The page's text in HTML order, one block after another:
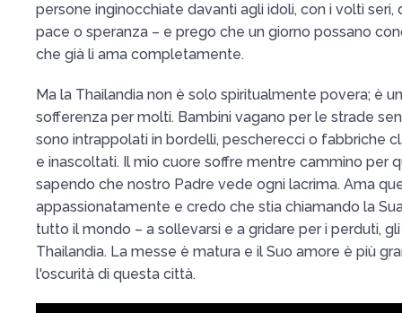
persone inginocchiate davanti agli idoli, con i volti seri,
pace o speranza – e prego che un giorno possano
che già li ama completamente.
Ma la Thailandia non è solo spiritualmente povera; è
sofferenza per molti. Bambini vagano per le strade
sono intrappolati in bordelli, pescherecci o fabbriche
e inascoltati. Il mio cuore soffre mentre cammino per
sapendo che nostro Padre vede ogni lacrima. Ama
appassionatamente e credo che stia chiamando la
tutto il mondo – a sollevarsi e a gridare per i perduti,
Thailandia. La messe è matura e il Suo amore è più
l'oscurità di questa città.